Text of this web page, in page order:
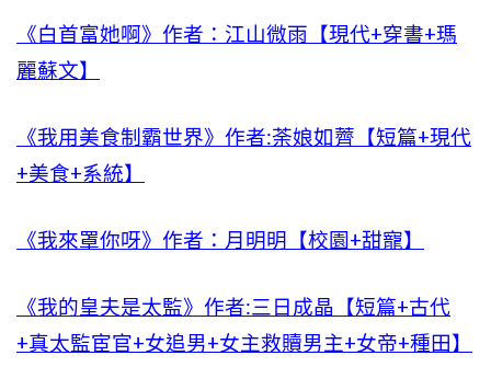
《白首富她啊》作者：江山微雨【現代+穿書+瑪
麗蘇文】
《我用美食制霸世界》作者:荼娘如薺【短篇+現代
+美食+系統】
《我來罩你呀》作者：月明明【校園+甜寵】
《我的皇夫是太監》作者:三日成晶【短篇+古代
+真太監宦官+女追男+女主救贖男主+女帝+種田】